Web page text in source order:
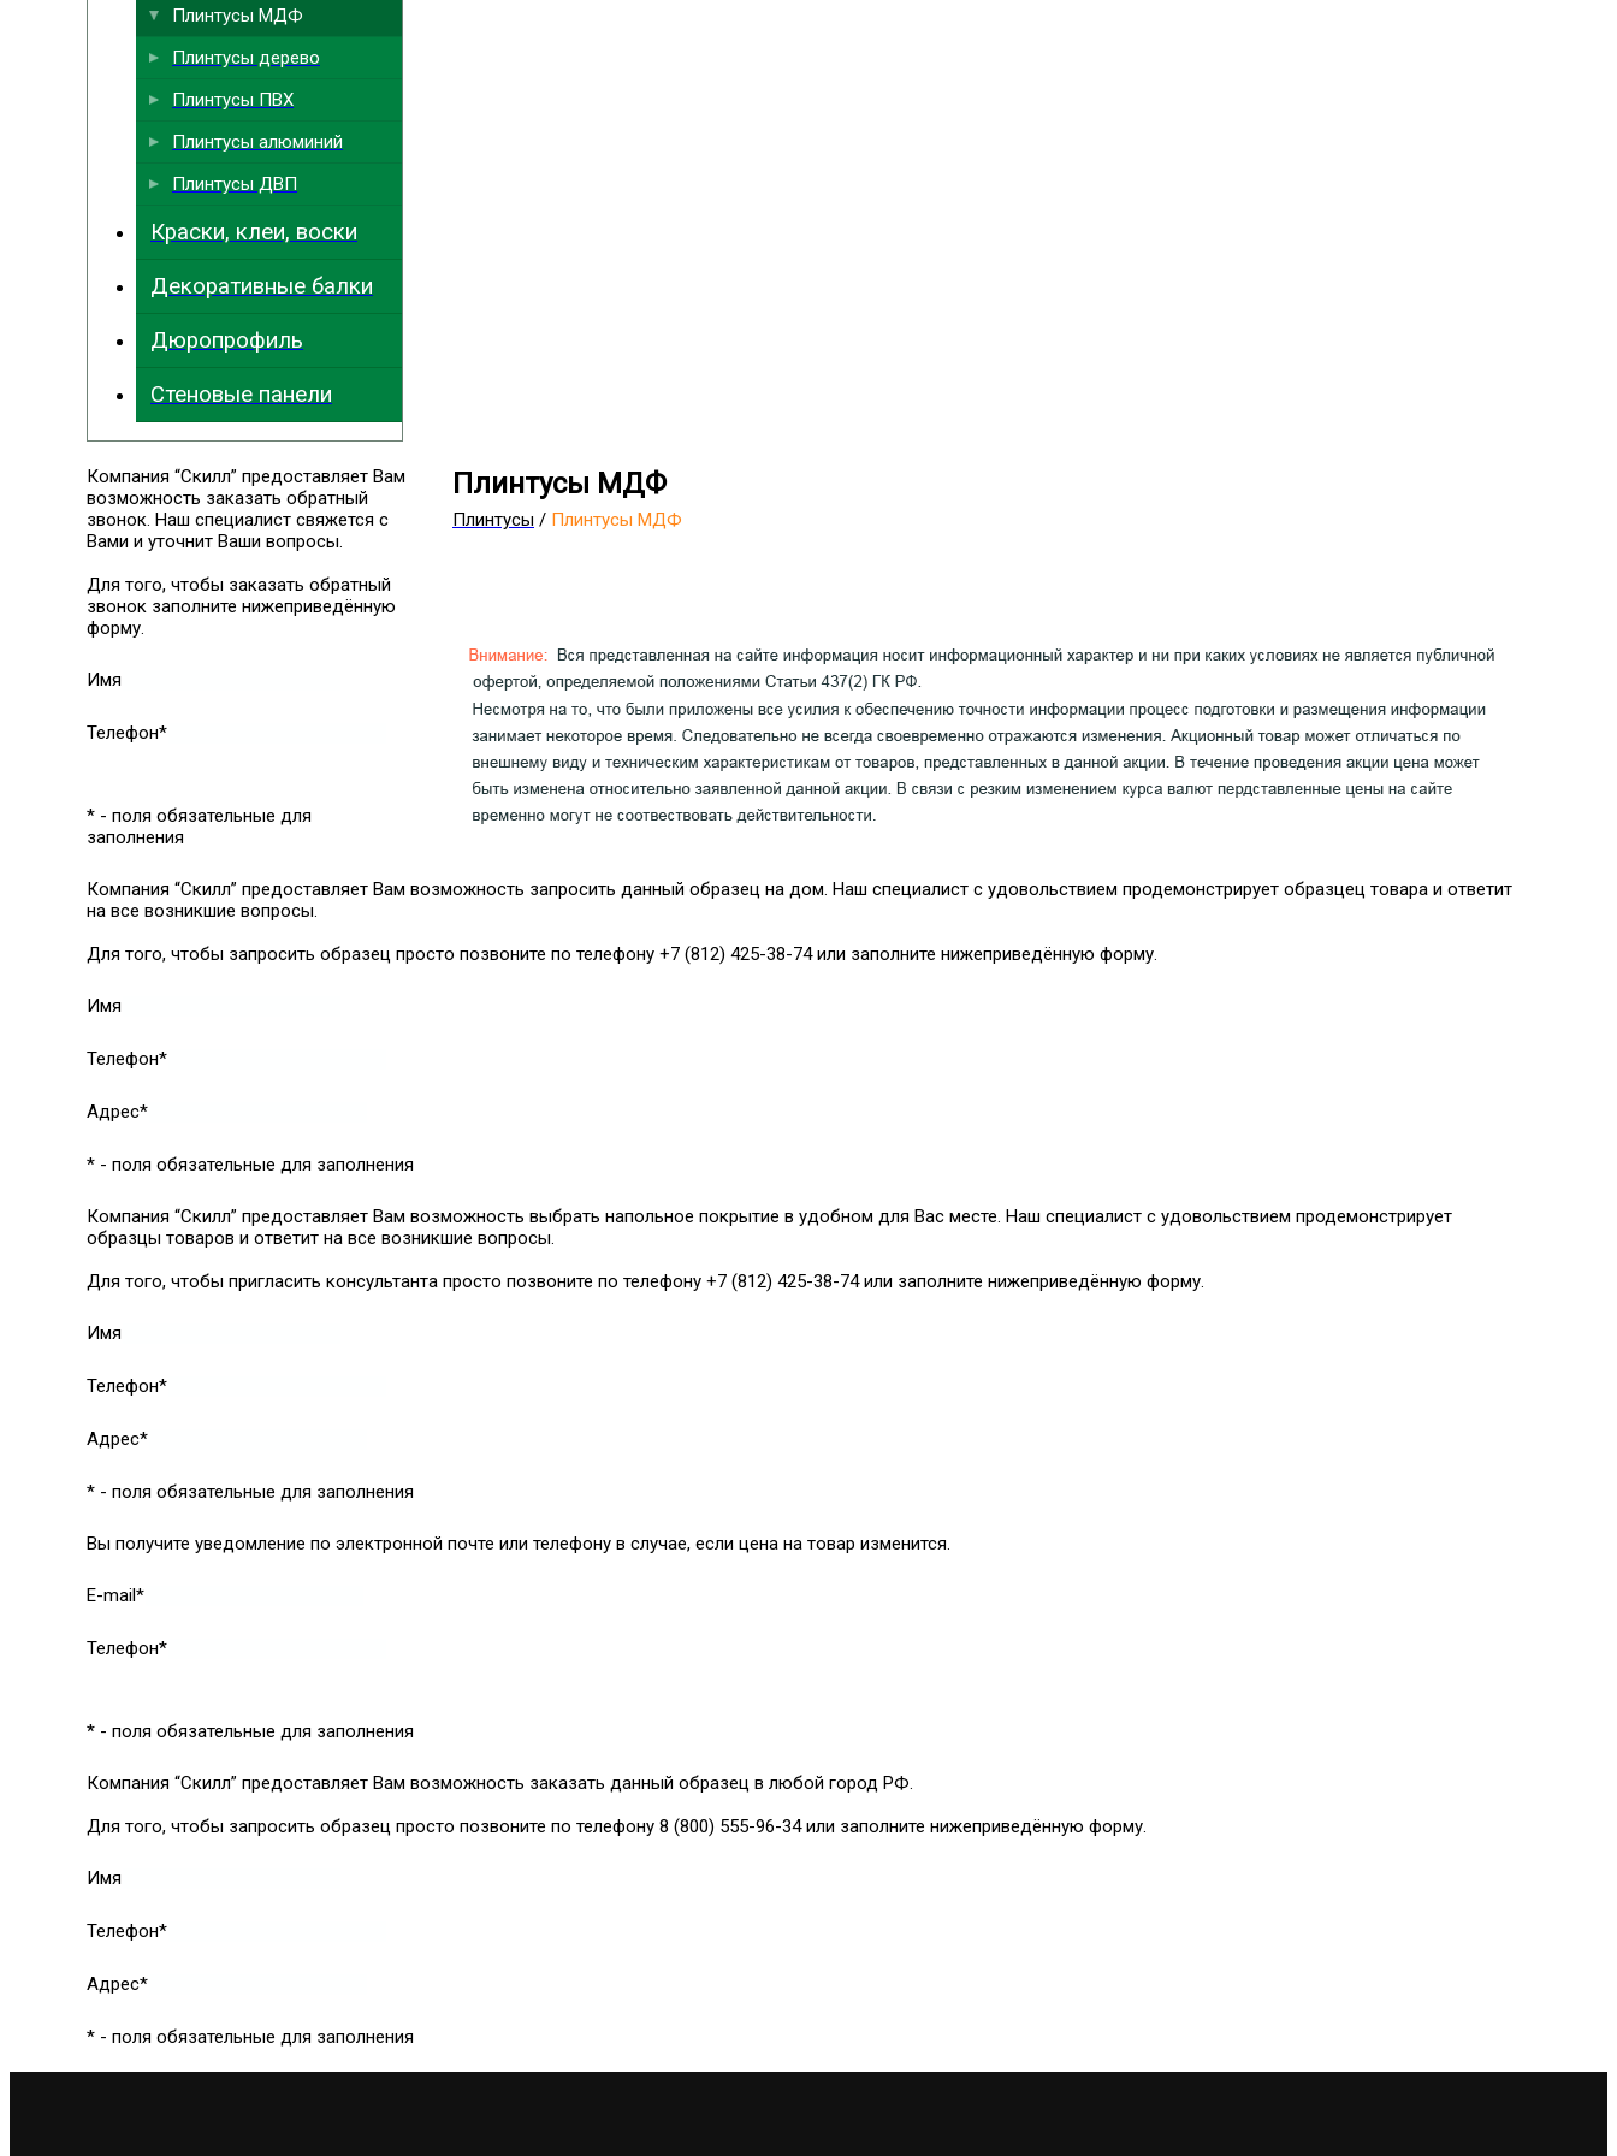
Плинтусы МДФ
Плинтусы дерево
Плинтусы ПВХ
Плинтусы алюминий
Плинтусы ДВП
Краски, клеи, воски
Декоративные балки
Дюропрофиль
Стеновые панели
Плинтусы МДФ
Плинтусы / Плинтусы МДФ
Компания “Скилл” предоставляет Вам
возможность заказать обратный
звонок. Наш специалист свяжется с
Вами и уточнит Ваши вопросы.
Для того, чтобы заказать обратный
звонок заполните нижеприведённую
форму.
Имя
Телефон*
* - поля обязательные для
заполнения
Компания “Скилл” предоставляет Вам возможность запросить данный образец на дом. Наш специалист с удовольствием продемонстрирует образцец товара и ответит
на все возникшие вопросы.
Для того, чтобы запросить образец просто позвоните по телефону +7 (812) 425-38-74 или заполните нижеприведённую форму.
Имя
Телефон*
Адрес*
* - поля обязательные для заполнения
Компания “Скилл” предоставляет Вам возможность выбрать напольное покрытие в удобном для Вас месте. Наш специалист с удовольствием продемонстрирует
образцы товаров и ответит на все возникшие вопросы.
Для того, чтобы пригласить консультанта просто позвоните по телефону +7 (812) 425-38-74 или заполните нижеприведённую форму.
Имя
Телефон*
Адрес*
* - поля обязательные для заполнения
Вы получите уведомление по электронной почте или телефону в случае, если цена на товар изменится.
E-mail*
Телефон*
* - поля обязательные для заполнения
Компания “Скилл” предоставляет Вам возможность заказать данный образец в любой город РФ.
Для того, чтобы запросить образец просто позвоните по телефону 8 (800) 555-96-34 или заполните нижеприведённую форму.
Имя
Телефон*
Адрес*
* - поля обязательные для заполнения